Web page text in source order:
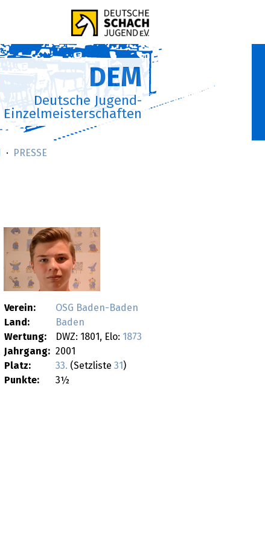
DEM
Deutsche Jugend-
Einzelmeisterschaften
PRESSE
Verein:
OSG Baden-Baden
Land:
Baden
Wertung:
DWZ: 1801, Elo: 1873
Jahrgang: 2001
Platz:
33. (Setzliste 31 )
Punkte:
3½